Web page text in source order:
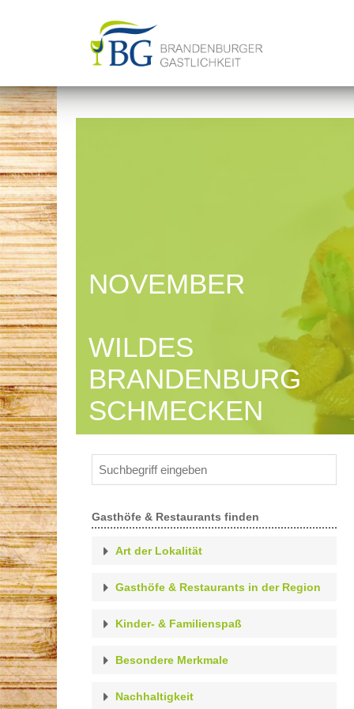
Saison
Gasthöfe
Regionen
Angebote
Feste
Presse
Mutmacher Brandenburg
Brandenburger Gastlichkeit
Die Brandenburger Gastlichkeit
Zertifizieren lassen
Selbstauskunft online einreichen
NOVEMBER
WILDES
BRANDENBURG
SCHMECKEN
Gasthöfe & Restaurants finden
Art der Lokalität
Kneipe
Landgasthof
Gasthöfe & Restaurants in der Region
Fläming
Lausitz
Kinder- & Familienspaß
Streichelzoo
Besondere Merkmale
Nachhaltigkeit